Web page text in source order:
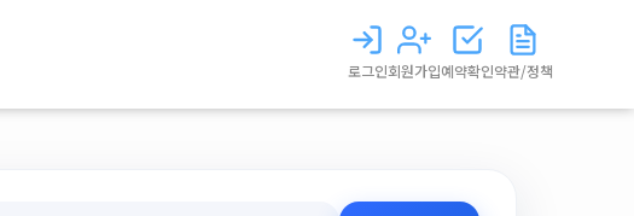
로그인회원가입예약확인약관/정책